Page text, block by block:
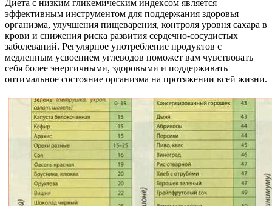
Диета с низким гликемическим индексом является
эффективным инструментом для поддержания здоровья
организма, улучшения пищеварения, контроля уровня сахара в
крови и снижения риска развития сердечно-сосудистых
заболеваний. Регулярное употребление продуктов с
медленным усвоением углеводов поможет вам чувствовать
себя более энергичными, здоровыми и поддерживать
оптимальное состояние организма на протяжении всей жизни.